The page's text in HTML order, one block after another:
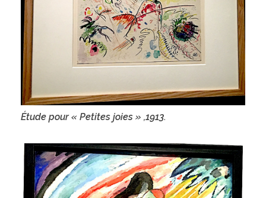
Étude pour « Petites joies » ,1913.